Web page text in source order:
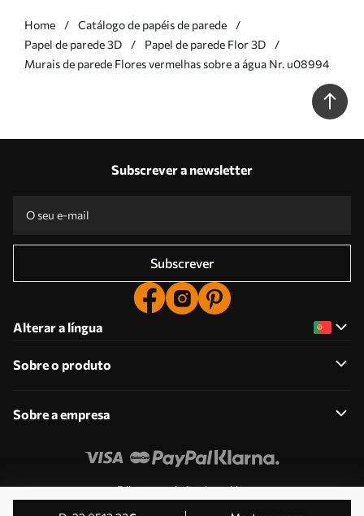
Home
Catálogo de papéis de parede
Papel de parede 3D
Papel de parede Flor 3D
Murais de parede Flores vermelhas sobre a água Nr. u08994
Subscrever a newsletter
Subscrever
Alterar a língua
Sobre o produto
Sobre a empresa
Edite as permissões de cookies
© 2011-2026 Uwalls . Todos os direitos reservados.